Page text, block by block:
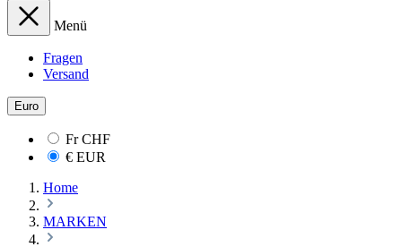
Menü
Fragen
Versand
Euro
FrCHF
€ EUR
Home
MARKEN